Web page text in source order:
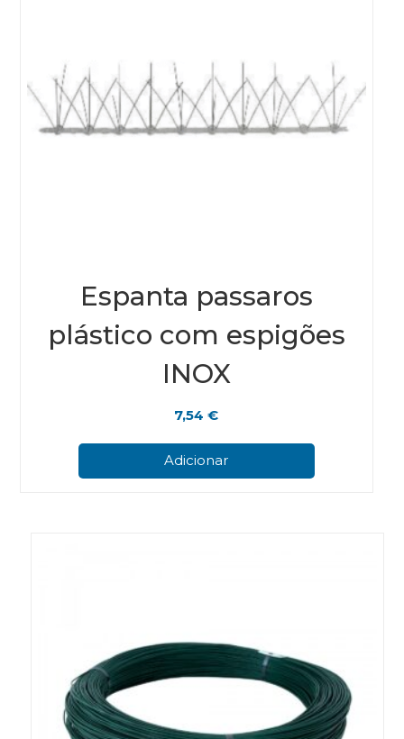
Espanta passaros
plástico com espigões
INOX
7,54€
Adicionar